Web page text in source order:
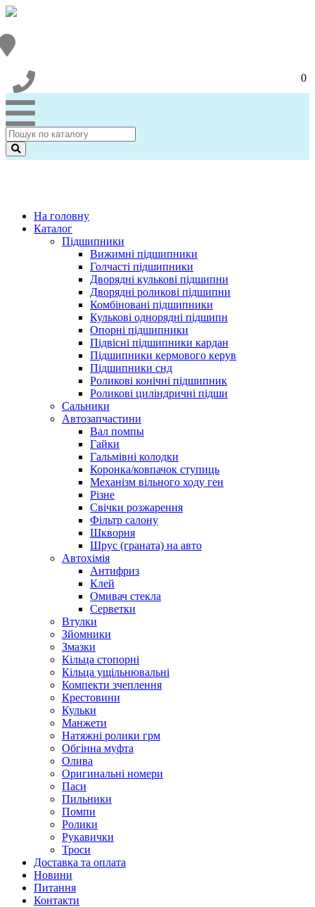
0
На головну
Каталог
Підшипники
Вижимні підшипники
Голчасті підшипники
Дворядні кулькові підшипни
Дворядні роликові підшипни
Комбіновані підшипники
Кулькові однорядні підшипн
Опорні підшипники
Підвісні підшипники кардан
Підшипники кермового керув
Підшипники снд
Роликові конічні підшипник
Роликові циліндричні підши
Сальники
Автозапчастини
Вал помпы
Гайки
Гальмівні колодки
Коронка/ковпачок ступиць
Механізм вільного ходу ген
Різне
Свічки розжарення
Фільтр салону
Шкворня
Шрус (граната) на авто
Автохімія
Антифриз
Клей
Омивач стекла
Серветки
Втулки
Зйомники
Змазки
Кільца стопорні
Кільца ущільнювальні
Компекти зчеплення
Крестовини
Кульки
Манжети
Натяжні ролики грм
Обгінна муфта
Олива
Оригинальні номери
Паси
Пильники
Помпи
Ролики
Рукавички
Троси
Доставка та оплата
Новини
Питання
Контакти